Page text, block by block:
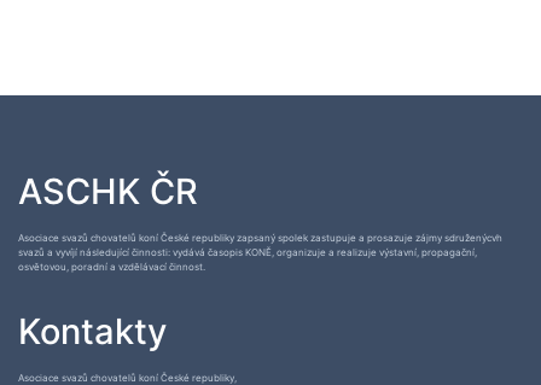
ASCHK ČR
Asociace svazů chovatelů koní České republiky zapsaný spolek zastupuje a prosazuje zájmy sdruženýcvh
svazů a vyvíjí následující činnosti: vydává časopis KONĚ, organizuje a realizuje výstavní, propagační,
osvětovou, poradní a vzdělávací činnost.
Kontakty
Asociace svazů chovatelů koní České republiky,